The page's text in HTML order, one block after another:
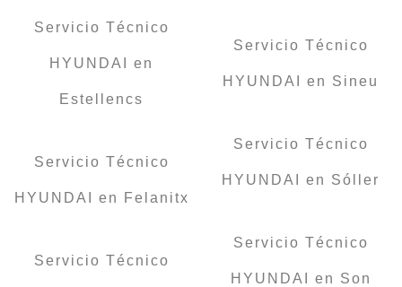
Servicio Técnico
HYUNDAI en
Estellencs
Servicio Técnico
HYUNDAI en Felanitx
Servicio Técnico
Servicio Técnico
HYUNDAI en Sineu
Servicio Técnico
HYUNDAI en Sóller
Servicio Técnico
HYUNDAI en Son